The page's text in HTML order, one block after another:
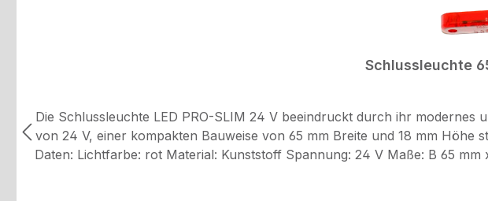
Schlussleuchte
Die Schlussleuchte LED PRO-SLIM 24 V beeindruckt durch ihr modernes
von 24 V, einer kompakten Bauweise von 65 mm Breite und 18 mm Höhe
Daten: Lichtfarbe: rot Material: Kunststoff Spannung: 24 V Maße: B 65 mm x H 18 mm x T 10 mm Kabellänge: 0,5 m Lochabstand: 48 mm IP6K9K Gehäusefarbe: rot